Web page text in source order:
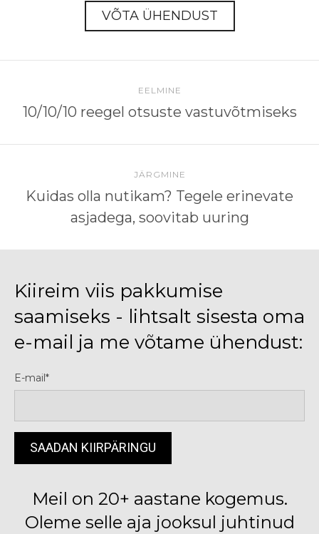
VÕTA ÜHENDUST
EELMINE
10/10/10 reegel otsuste vastuvõtmiseks
JÄRGMINE
Kuidas olla nutikam? Tegele erinevate
asjadega, soovitab uuring
Kiireim viis pakkumise
saamiseks - lihtsalt sisesta oma
e-mail ja me võtame ühendust:
E-mail
Meil on 20+ aastane kogemus.
Oleme selle aja jooksul juhtinud